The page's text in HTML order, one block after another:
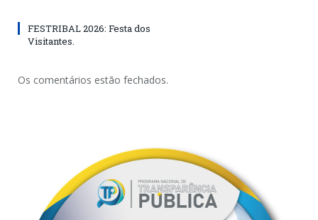
FESTRIBAL 2026: Festa dos
Visitantes.
Os comentários estão fechados.